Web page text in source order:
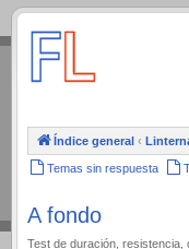
.
Índice general ‹
Temas sin respuesta
A fondo
Test de duración, resistencia,